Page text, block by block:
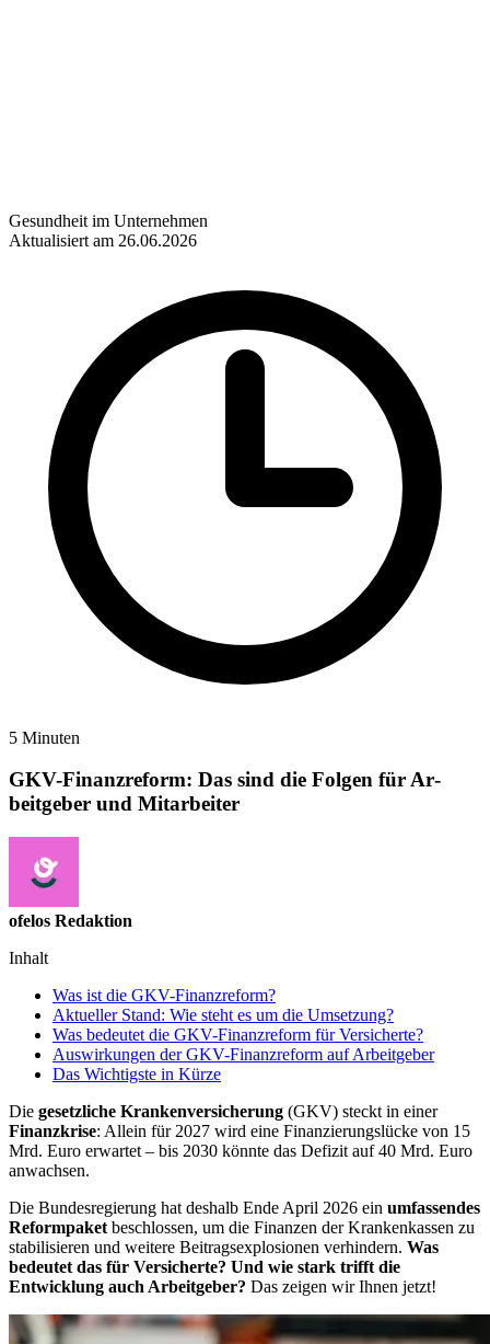
Gesundheit im Unternehmen
Aktualisiert am 26.06.2026
5 Minuten
GKV-Finanzreform: Das sind die Folgen für Ar­
beitgeber und Mitarbeiter
ofelos Redaktion
Inhalt
Was ist die GKV-Finanzreform?
Aktueller Stand: Wie steht es um die Umsetzung?
Was bedeutet die GKV-Finanzreform für Versicherte?
Auswirkungen der GKV-Finanzreform auf Arbeitgeber
Das Wichtigste in Kürze
Die gesetzliche Krankenversicherung (GKV) steckt in einer
Finanzkrise: Allein für 2027 wird eine Finanzierungslücke von 15
Mrd. Euro erwartet – bis 2030 könnte das Defizit auf 40 Mrd. Euro
anwachsen.
Die Bundesregierung hat deshalb Ende April 2026 ein umfassendes
Reformpaket beschlossen, um die Finanzen der Krankenkassen zu
stabilisieren und weitere Beitragsexplosionen verhindern. Was
bedeutet das für Versicherte? Und wie stark trifft die
Entwicklung auch Arbeitgeber? Das zeigen wir Ihnen jetzt!